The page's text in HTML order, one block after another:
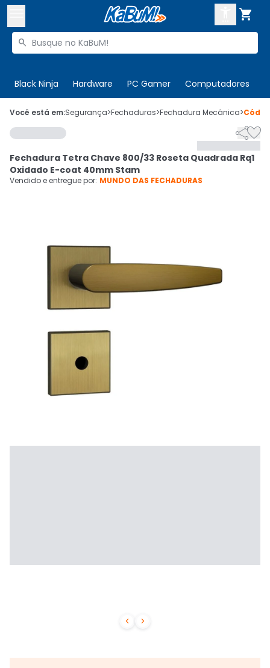

Buscar produtos

Black Ninja Hardware PC Gamer Computadores
 Olá. Acesse sua conta
 Departamentos
 Cupons
CADASTRE-SE
Você está em:Segurança>Fechaduras>Fechadura Mecânica>
 

Fechadura Tetra Chave 800/33 Roseta Quadrada Rq1
Oxidado E-coat 40mm Stam
Vendido e entregue por: MUNDO DAS FECHADURAS